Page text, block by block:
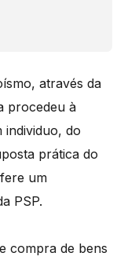
através da
procedeu à
individuo, do
prática do
um
PSP.
compra de bens